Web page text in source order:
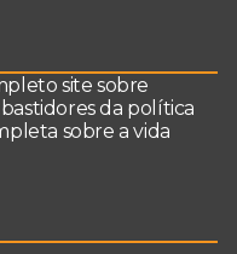
site sobre
da política
sobre a vida